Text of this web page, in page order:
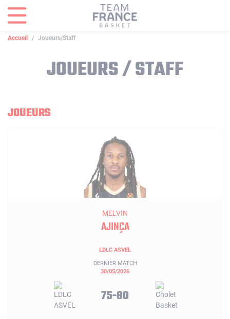
Accueil Joueurs/Staff
JOUEURS / STAFF
JOUEURS
MELVIN
AJINÇA
LDLC ASVEL
DERNIER MATCH
30/05/2026
75-80
Panneau de gestion des cookies